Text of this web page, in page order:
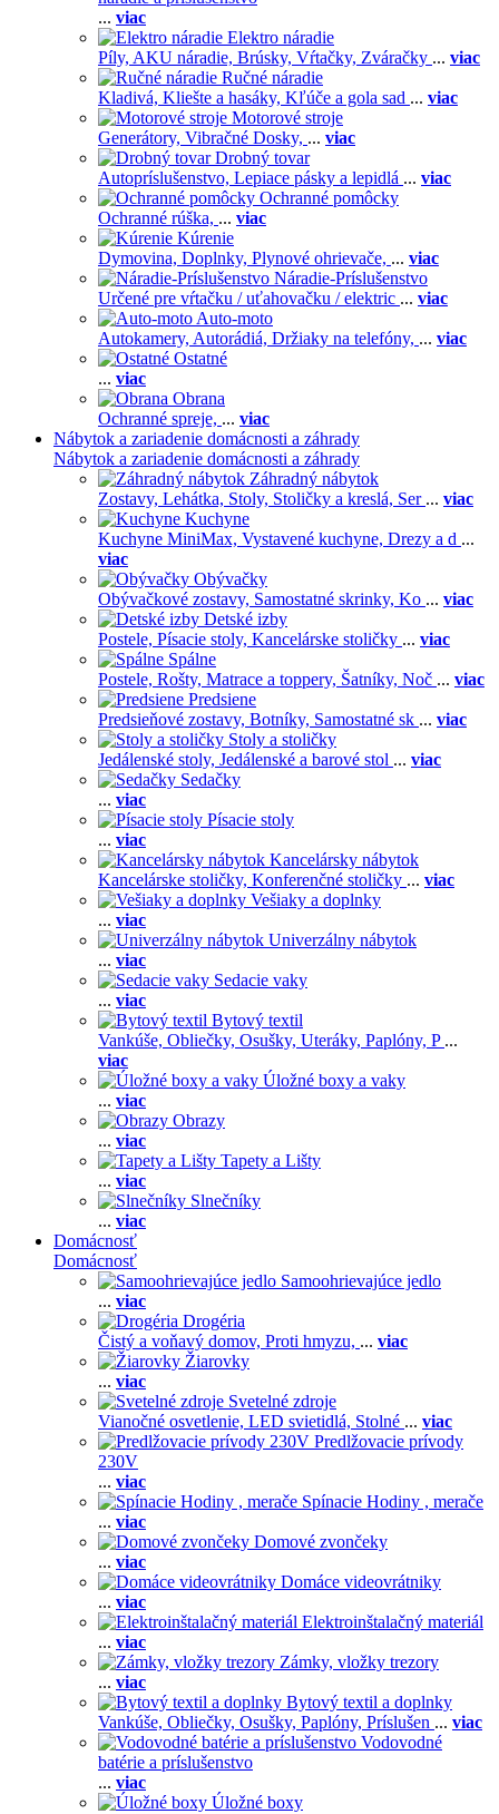
... viac
Elektro náradie
Píly, AKU náradie, Brúsky, Vŕtačky, Zváračky ... viac
Ručné náradie
Kladivá, Kliešte a hasáky, Kľúče a gola sad ... viac
Motorové stroje
Generátory, Vibračné Dosky, ... viac
Drobný tovar
Autopríslušenstvo, Lepiace pásky a lepidlá ... viac
Ochranné pomôcky
Ochranné rúška, ... viac
Kúrenie
Dymovina, Doplnky, Plynové ohrievače, ... viac
Náradie-Príslušenstvo
Určené pre vŕtačku / uťahovačku / elektric ... viac
Auto-moto
Autokamery, Autorádiá, Držiaky na telefóny, ... viac
Ostatné
... viac
Obrana
Ochranné spreje, ... viac
Nábytok a zariadenie domácnosti a záhrady
Nábytok a zariadenie domácnosti a záhrady
Záhradný nábytok
Zostavy, Lehátka, Stoly, Stoličky a kreslá, Ser ... viac
Kuchyne
Kuchyne MiniMax, Vystavené kuchyne, Drezy a d ...
viac
Obývačky
Obývačkové zostavy, Samostatné skrinky, Ko ... viac
Detské izby
Postele, Písacie stoly, Kancelárske stoličky ... viac
Spálne
Postele, Rošty, Matrace a toppery, Šatníky, Noč ... viac
Predsiene
Predsieňové zostavy, Botníky, Samostatné sk ... viac
Stoly a stoličky
Jedálenské stoly, Jedálenské a barové stol ... viac
Sedačky
... viac
Písacie stoly
... viac
Kancelársky nábytok
Kancelárske stoličky, Konferenčné stoličky ... viac
Vešiaky a doplnky
... viac
Univerzálny nábytok
... viac
Sedacie vaky
... viac
Bytový textil
Vankúše, Obliečky, Osušky, Uteráky, Paplóny, P ...
viac
Úložné boxy a vaky
... viac
Obrazy
... viac
Tapety a Lišty
... viac
Slnečníky
... viac
Domácnosť
Domácnosť
Samoohrievajúce jedlo
... viac
Drogéria
Čistý a voňavý domov, Proti hmyzu, ... viac
Žiarovky
... viac
Svetelné zdroje
Vianočné osvetlenie, LED svietidlá, Stolné ... viac
Predlžovacie prívody
230V
... viac
Spínacie Hodiny , merače
... viac
Domové zvončeky
... viac
Domáce videovrátniky
... viac
Elektroinštalačný materiál
... viac
Zámky, vložky trezory
... viac
Bytový textil a doplnky
Vankúše, Obliečky, Osušky, Paplóny, Príslušen ... viac
Vodovodné
batérie a príslušenstvo
... viac
Úložné boxy